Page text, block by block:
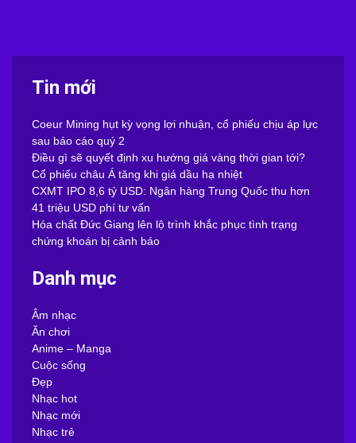
Tin mới
Coeur Mining hụt kỳ vọng lợi nhuận, cổ phiếu chịu áp lực
sau báo cáo quý 2
Điều gì sẽ quyết định xu hướng giá vàng thời gian tới?
Cổ phiếu châu Á tăng khi giá dầu hạ nhiệt
CXMT IPO 8,6 tỷ USD: Ngân hàng Trung Quốc thu hơn
41 triệu USD phí tư vấn
Hóa chất Đức Giang lên lộ trình khắc phục tình trạng
chứng khoán bị cảnh báo
Danh mục
Âm nhạc
Ăn chơi
Anime – Manga
Cuộc sống
Đẹp
Nhạc hot
Nhạc mới
Nhạc trẻ